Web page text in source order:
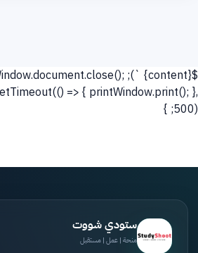
${content}
=> { printWindow.print(); },
500); }
ستودي شووت
منحة | عمل | مستقبل